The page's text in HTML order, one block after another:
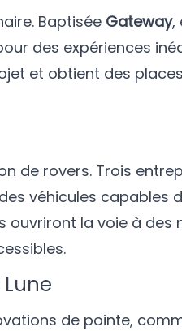
Baptisée Gateway,
des expériences
et obtient des
de rovers. Trois
véhicules capables
ouvriront la voie à des
de pointe,